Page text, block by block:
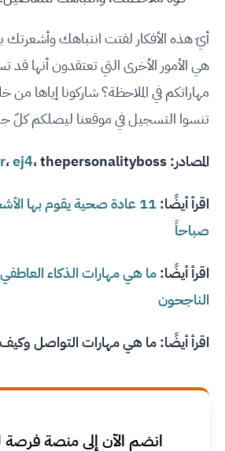
أيّ هذه الأفكار لفتت انتباهك وأشعرتك
هي الأمور الأخرى التي تعتقدون أنها قد
مهاراتكم في الملاحظة؟ شاركونا إياها من
تنسوا التسجيل في موقعنا ليصلكم كلّ
المصادر:
،ej4،thepersonalityboss
اقرأ أيضًا:
11 عادة صحية يقوم بها
صباحاً
اقرأ أيضًا:ما هي مهارات الذكاء العاطفي
الناجحون
اقرأ أيضًا:ما هي مهارات التواصل
انضم الآن إلى منصة